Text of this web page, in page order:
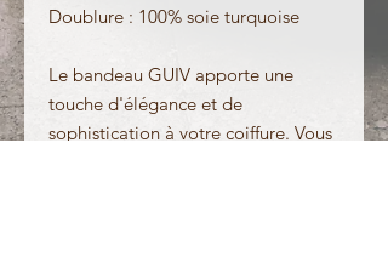
Doublure : 100% soie turquoise
Le bandeau GUIV apporte une
touche d'élégance et de
sophistication à votre coiffure. Vous